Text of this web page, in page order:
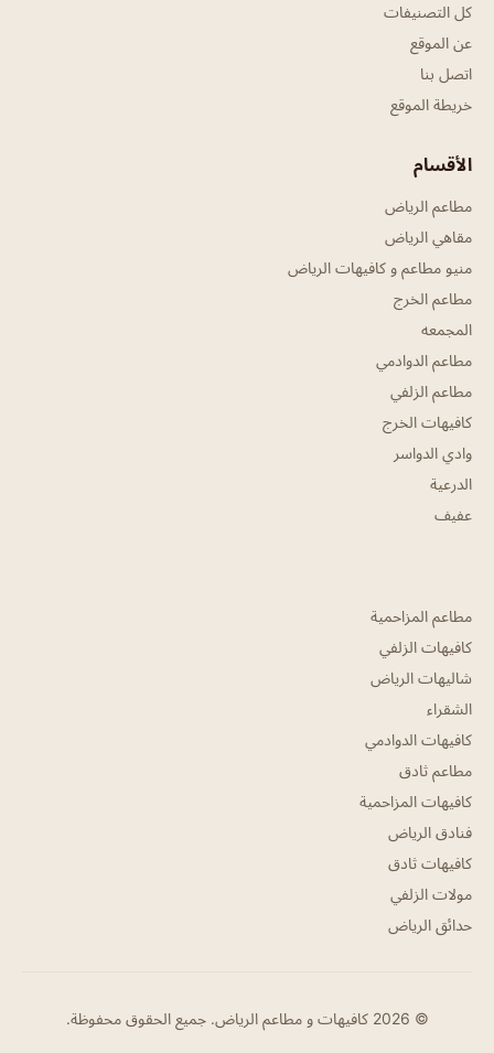
كل التصنيفات
عن الموقع
اتصل بنا
خريطة الموقع
الأقسام
مطاعم الرياض
مقاهي الرياض
منيو مطاعم و كافيهات الرياض
مطاعم الخرج
المجمعه
مطاعم الدوادمي
مطاعم الزلفي
كافيهات الخرج
وادي الدواسر
الدرعية
عفيف
مطاعم المزاحمية
كافيهات الزلفي
شاليهات الرياض
الشقراء
كافيهات الدوادمي
مطاعم ثادق
كافيهات المزاحمية
فنادق الرياض
كافيهات ثادق
مولات الزلفي
حدائق الرياض
© 2026 كافيهات و مطاعم الرياض. جميع الحقوق محفوظة.